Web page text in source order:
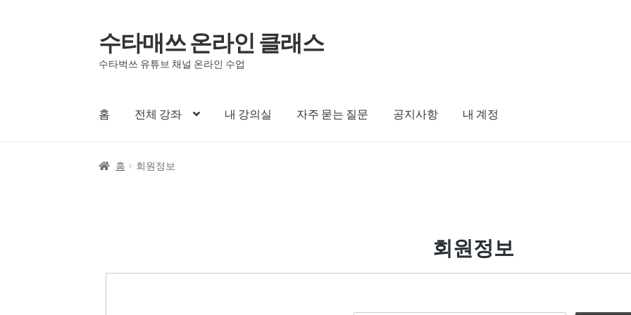
수타매쓰 온라인 클래스
수타벅쓰 유튜브 채널 온라인 수업
홈 전체 강좌 내 강의실 자주 묻는 질문 공지사항 내 계정
홈 회원정보
회원정보